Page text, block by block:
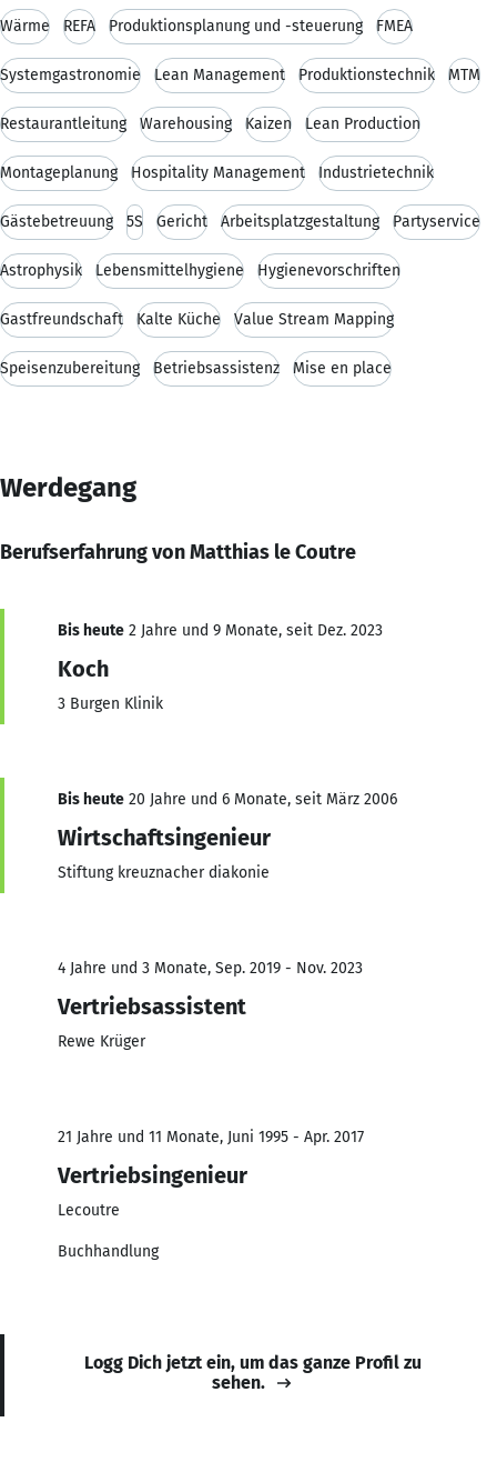
Wärme REFA Produktionsplanung und -steuerung FMEA
Systemgastronomie Lean Management Produktionstechnik MTM
Restaurantleitung Warehousing Kaizen Lean Production
Montageplanung Hospitality Management Industrietechnik
Gästebetreuung 5S Gericht Arbeitsplatzgestaltung Partyservice
Astrophysik Lebensmittelhygiene Hygienevorschriften
Gastfreundschaft Kalte Küche Value Stream Mapping
Speisenzubereitung Betriebsassistenz Mise en place
Werdegang
Berufserfahrung von Matthias le Coutre
Bis heute 2 Jahre und 9 Monate, seit Dez. 2023
Koch
3 Burgen Klinik
Bis heute 20 Jahre und 6 Monate, seit März 2006
Wirtschaftsingenieur
Stiftung kreuznacher diakonie
4 Jahre und 3 Monate, Sep. 2019 - Nov. 2023
Vertriebsassistent
Rewe Krüger
21 Jahre und 11 Monate, Juni 1995 - Apr. 2017
Vertriebsingenieur
Lecoutre
Buchhandlung
Logg Dich jetzt ein, um das ganze Profil zu
sehen.